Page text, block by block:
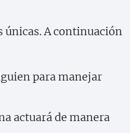
únicas. A continuación
para manejar
actuará de manera